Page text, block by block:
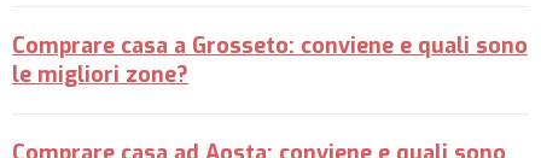
Comprare casa a Grosseto: conviene e quali sono
le migliori zone?